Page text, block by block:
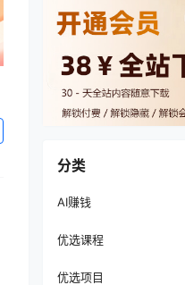
分类
AI赚钱
优选课程
优选项目